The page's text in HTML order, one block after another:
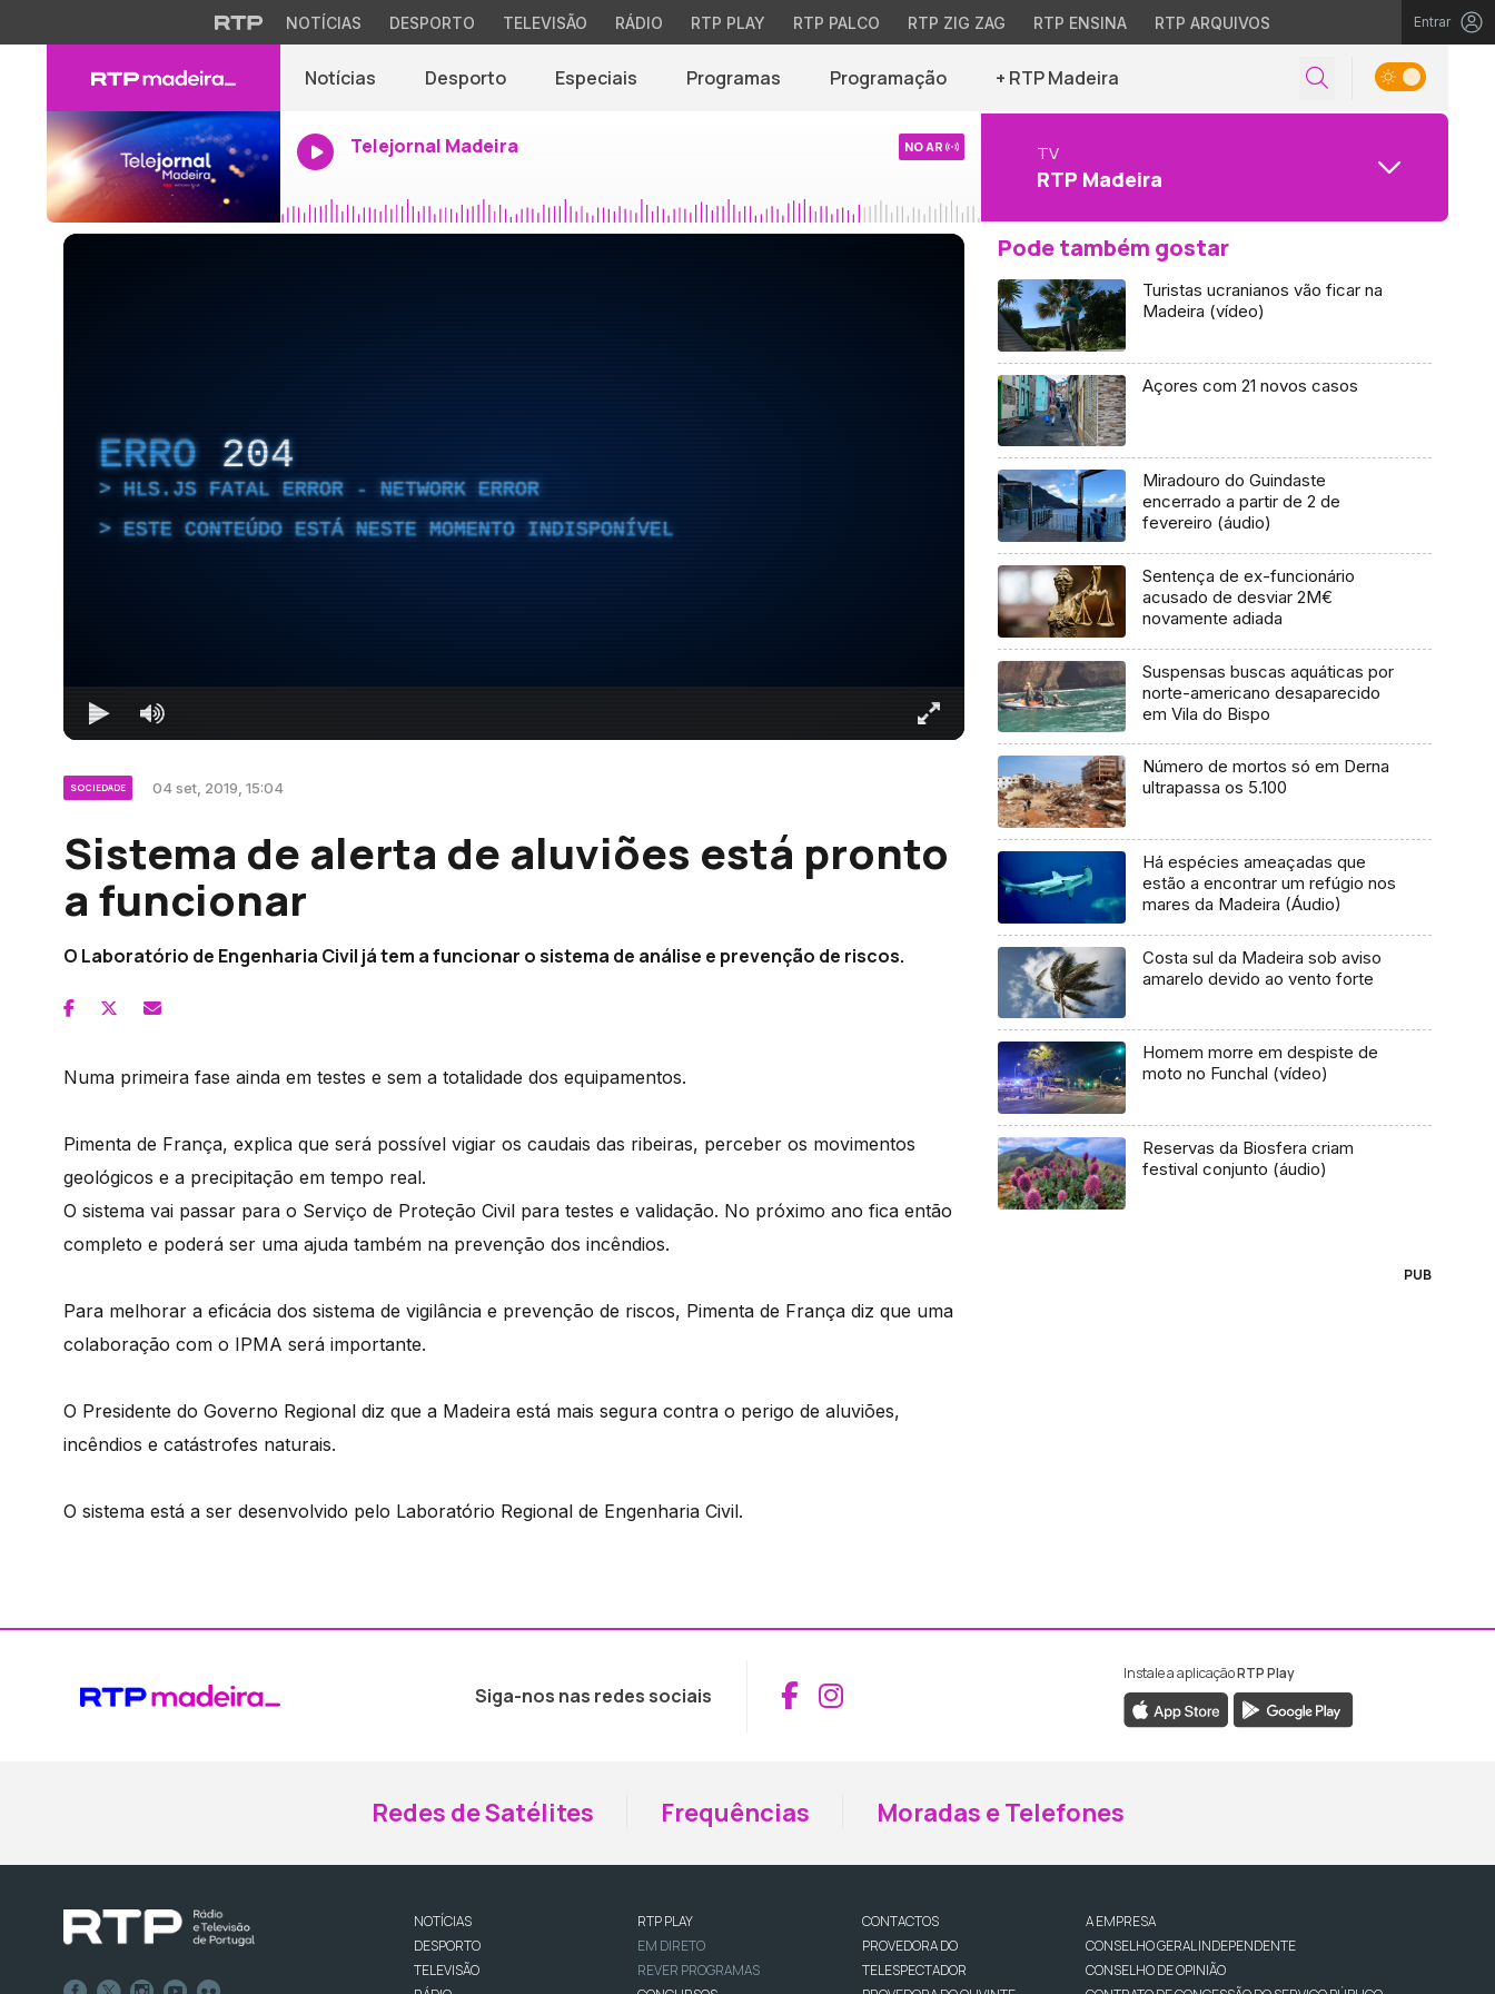
NOTÍCIAS DESPORTO TELEVISÃO RÁDIO RTP PLAY RTP PALCO RTP ZIG ZAG RTP ENSINA RTP ARQUIVOS Entrar
Notícias Desporto Especiais Programas Programação + RTP Madeira
Telejornal Madeira NO AR TV
RTP Madeira
ERRO 204
HLS.JS FATAL ERROR - NETWORK ERROR
ESTE CONTEÚDO ESTÁ NESTE MOMENTO INDISPONÍVEL
SOCIEDADE 04 set, 2019, 15:04
Sistema de alerta de aluviões está pronto
a funcionar
O Laboratório de Engenharia Civil já tem a funcionar o sistema de análise e prevenção de riscos.
Numa primeira fase ainda em testes e sem a totalidade dos equipamentos.
Pimenta de França, explica que será possível vigiar os caudais das ribeiras, perceber os movimentos
geológicos e a precipitação em tempo real.
O sistema vai passar para o Serviço de Proteção Civil para testes e validação. No próximo ano fica então
completo e poderá ser uma ajuda também na prevenção dos incêndios.
Para melhorar a eficácia dos sistema de vigilância e prevenção de riscos, Pimenta de França diz que uma
colaboração com o IPMA será importante.
O Presidente do Governo Regional diz que a Madeira está mais segura contra o perigo de aluviões,
incêndios e catástrofes naturais.
O sistema está a ser desenvolvido pelo Laboratório Regional de Engenharia Civil.
Pode também gostar
Turistas ucranianos vão ficar na
Madeira (vídeo)
Açores com 21 novos casos
Miradouro do Guindaste
encerrado a partir de 2 de
fevereiro (áudio)
Sentença de ex-funcionário
acusado de desviar 2M€
novamente adiada
Suspensas buscas aquáticas por
norte-americano desaparecido
em Vila do Bispo
Número de mortos só em Derna
ultrapassa os 5.100
Há espécies ameaçadas que
estão a encontrar um refúgio nos
mares da Madeira (Áudio)
Costa sul da Madeira sob aviso
amarelo devido ao vento forte
Homem morre em despiste de
moto no Funchal (vídeo)
Reservas da Biosfera criam
festival conjunto (áudio)
PUB
Siga-nos nas redes sociais Aceder ao Facebook da RTP Madeira
Aceder ao Instagram da RTP Madeira
Instale a aplicaçãoRTP Play
Redes de Satélites Frequências Moradas e Telefones
NOTÍCIAS
DESPORTO
TELEVISÃO
RTP PLAY
EM DIRETO
REVER PROGRAMAS
CONTACTOS
PROVEDORA DO
TELESPECTADOR
A EMPRESA
CONSELHO GERAL INDEPENDENTE
CONSELHO DE OPINIÃO